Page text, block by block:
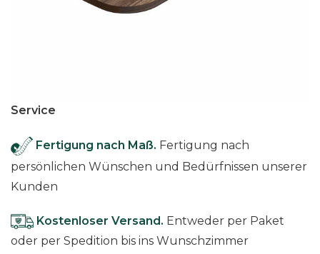
Service
Fertigung nach Maß. Fertigung nach
persönlichen Wünschen und Bedürfnissen unserer
Kunden
Kostenloser Versand. Entweder per Paket
oder per Spedition bis ins Wunschzimmer